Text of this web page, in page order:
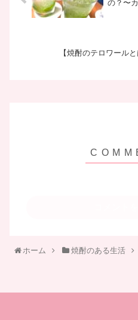
の？〜
【焼酎のテロワールと
ホーム 焼酎のある生活